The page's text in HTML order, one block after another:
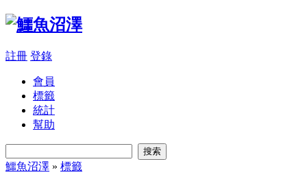
註冊 登錄
會員
標籤
統計
幫助
搜索
鱷魚沼澤 » 標籤